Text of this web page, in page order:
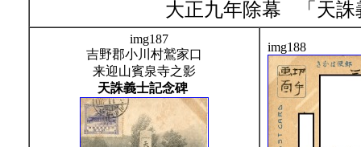
大正九年除幕 「 天誅
img187
吉野郡小川村鷲家口
来迎山賓泉寺之影
天誅義士記念碑
img188